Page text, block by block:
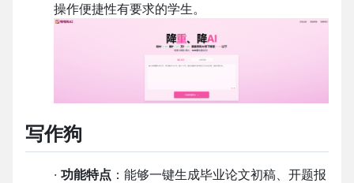
操作便捷性有要求的学生。
写作狗
· 功能特点 ：能够一键生成毕业论文初稿、开题报